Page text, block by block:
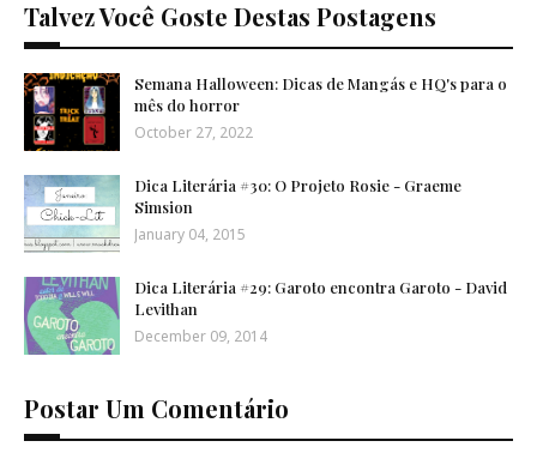
Talvez Você Goste Destas Postagens
Semana Halloween: Dicas de Mangás e HQ's para o
mês do horror
October 27, 2022
Dica Literária #30: O Projeto Rosie - Graeme
Simsion
January 04, 2015
Dica Literária #29: Garoto encontra Garoto - David
Levithan
December 09, 2014
Postar Um Comentário